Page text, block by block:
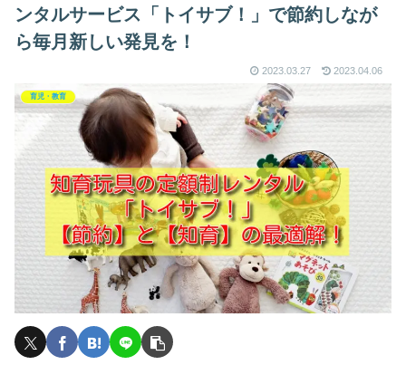
ンタルサービス「トイサブ！」で節約しなが
ら毎月新しい発見を！
2023.03.27 2023.04.06
育児・教育